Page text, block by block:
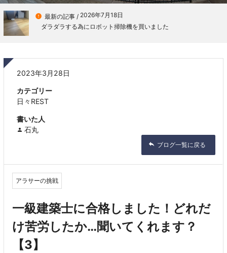
 最新の記事 / 2026年7月18日
ダラダラする為にロボット掃除機を買いました
2023年3月28日
カテゴリー
日々REST
書いた人
石丸
ブログ一覧に戻る
アラサーの挑戦
一級建築士に合格しました！どれだ
け苦労したか…聞いてくれます？
【3】